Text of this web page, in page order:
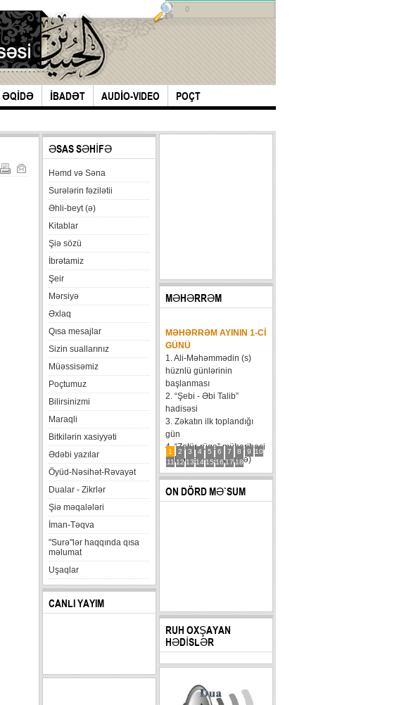
ƏQİDƏ İBADƏT AUDİO-VIDEO POÇT
0
ƏSAS SƏHİFƏ
Həmd və Səna
Surələrin fəzilətii
Əhli-beyt (ə)
Kitablar
Şiə sözü
İbrətamiz
Şeir
Mərsiyə
Əxlaq
Qısa mesajlar
Sizin suallarınız
Müəssisəmiz
Poçtumuz
Bilirsinizmi
Maraqli
Bitkilərin xasiyyəti
Ədəbi yazılar
Öyüd-Nəsihət-Rəvayət
Dualar - Zikrlər
Şiə məqalələri
İman-Təqva
"Surə"lər haqqında qısa
məlumat
Uşaqlar
CANLI YAYIM
MƏHƏRRƏM
1 2 3 4 5 6 7 8 9
10
11 12 13 14 15 16 17 18
MƏHƏRRƏM AYININ 1-CI
GÜNÜ
1. Ali-Məhəmmədin (s)
hüznlü günlərinin
başlanması
2. “Şebi - Əbi Talib”
hadisəsi
3. Zəkatın ilk toplandığı
gün
4. “Zatür-rüqa” müharibəsi
5. Həzrət Hüseynin (ə)
karvanının Bəni Məqatilin
qəsrinə çatması
6....
ON DÖRD MƏ`SUM
RUH OXŞAYAN
HƏDİSLƏR